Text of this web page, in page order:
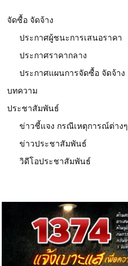
จัดซื้อ จัดจ้าง
ประกาศผู้ชนะการเสนอราคา
ประกาศราคากลาง
ประกาศแผนการจัดซื้อ จัดจ้าง
บทความ
ประชาสัมพันธ์
ข่าวชี้แจง กรณีเหตุการณ์ต่างๆ
ข่าวประชาสัมพันธ์
วิดีโอประชาสัมพันธ์